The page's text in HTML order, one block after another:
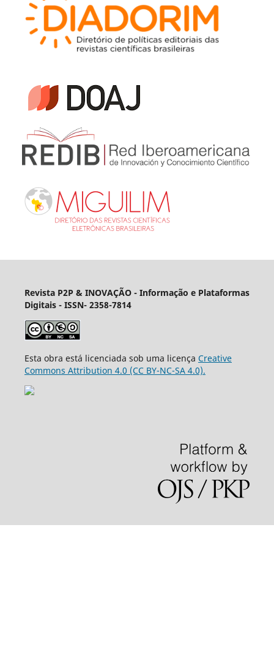
Revista P2P & INOVAÇÃO - Informação e Plataformas
Digitais - ISSN- 2358-7814
Esta obra está licenciada sob uma licença Creative
Commons Attribution 4.0 (CC BY-NC-SA 4.0).